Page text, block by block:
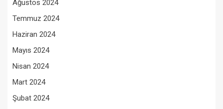
Ağustos 2024
Temmuz 2024
Haziran 2024
Mayıs 2024
Nisan 2024
Mart 2024
Şubat 2024